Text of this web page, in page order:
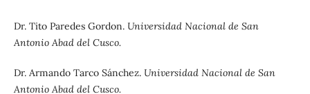
Dr. Tito Paredes Gordon. Universidad Nacional de San
Antonio Abad del Cusco.
Dr. Armando Tarco Sánchez. Universidad Nacional de San
Antonio Abad del Cusco.